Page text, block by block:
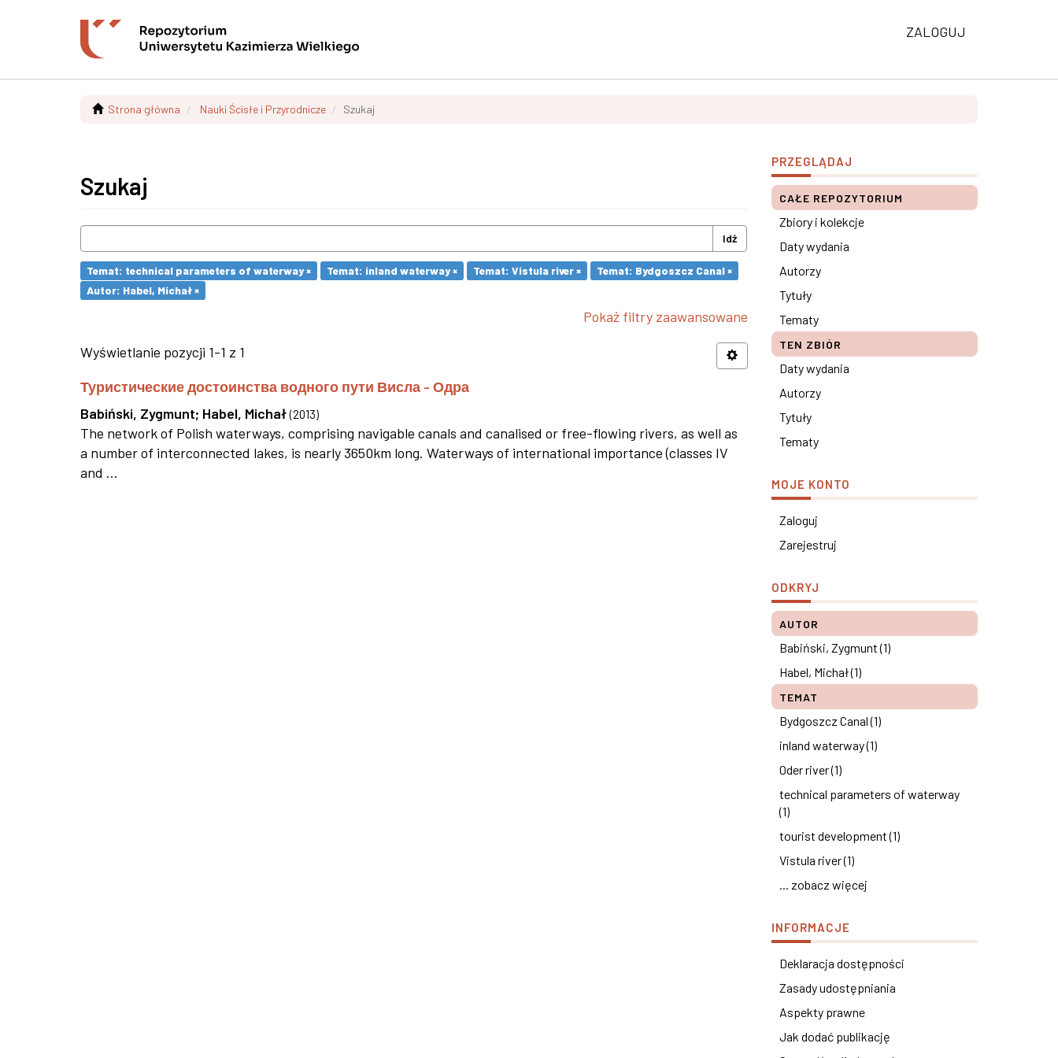
ZALOGUJ
Strona główna Nauki Ścisłe i Przyrodnicze Szukaj
Szukaj
Idź
Temat: technical parameters of waterway × Temat: inland waterway × Temat: Vistula river ×
Temat: Bydgoszcz Canal ×
Autor: Habel, Michał ×
Pokaż filtry zaawansowane
Wyświetlanie pozycji 1-1 z 1
Туристические достоинства водного пути Висла - Одра
Babiński, Zygmunt; Habel, Michał (2013)
The network of Polish waterways, comprising navigable canals and canalised or free-flowing rivers, as well as
a number of interconnected lakes, is nearly 3650km long. Waterways of international importance (classes IV
and ...
PRZEGLĄDAJ
CAŁE REPOZYTORIUM
Zbiory i kolekcje
Daty wydania
Autorzy
Tytuły
Tematy
TEN ZBIÓR
Daty wydania
Autorzy
Tytuły
Tematy
MOJE KONTO
Zaloguj
Zarejestruj
ODKRYJ
AUTOR
Babiński, Zygmunt (1)
Habel, Michał (1)
TEMAT
Bydgoszcz Canal (1)
inland waterway (1)
Oder river (1)
technical parameters of waterway
(1)
tourist development (1)
Vistula river (1)
... zobacz więcej
INFORMACJE
Deklaracja dostępności
Zasady udostępniania
Aspekty prawne
Jak dodać publikację